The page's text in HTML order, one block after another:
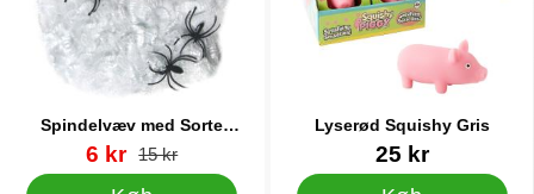
Spindelvæv med Sorte
Edderkopper 40g
Varenr 38697
pris
6 kr pris
15 kr
Lyserød Squishy Gris
Varenr 8736125 kr